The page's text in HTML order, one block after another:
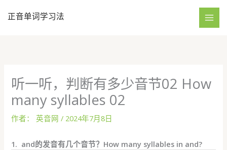
正音单词学习法
听一听，判断有多少音节02 How
many syllables 02
作者： 英音网/ 2024年7月8日
1. and的发音有几个音节？How many syllables in and?